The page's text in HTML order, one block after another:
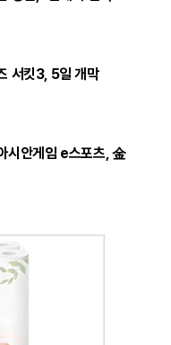
서킷3, 5일 개막
시안게임 e스포츠, 金